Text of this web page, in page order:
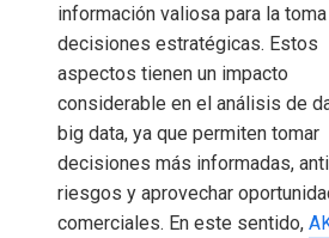
información valiosa para la
decisiones estratégicas. Estos
aspectos tienen un impacto
considerable en el análisis de
big data, ya que permiten tomar
decisiones más informadas,
riesgos y aprovechar
comerciales. En este sentido,